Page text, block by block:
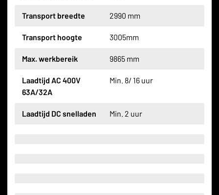
Transport breedte 2990 mm
Transport hoogte 3005mm
Max. werkbereik 9865 mm
Laadtijd AC 400V
63A/32A
Min. 8/ 16 uur
Laadtijd DC snelladen Min. 2 uur